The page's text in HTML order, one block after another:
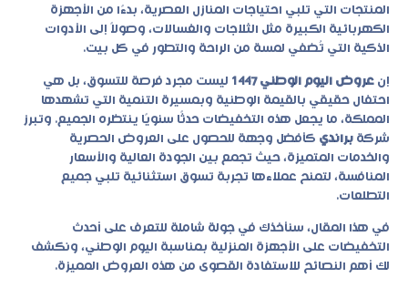
المنتجات التي تلبي احتياجات المنازل العصرية، بدءًا من الأجهزة
الكهربائية الكبيرة مثل الثلاجات والغسالات، وصولاً إلى الأدوات
الذكية التي تُضفي لمسة من الراحة والتطور في كل بيت.
إن عروض اليوم الوطني 1447
ليست مجرد فرصة للتسوق، بل هي
احتفال حقيقي بالقيمة الوطنية وبمسيرة التنمية التي تشهدها
المملكة، ما يجعل هذه التخفيضات حدثًا سنويًا ينتظره الجميع. وتبرز
شركة براندي كأفضل وجهة للحصول على العروض الحصرية
والخدمات المتميزة، حيث تجمع بين الجودة العالية والأسعار
المنافسة، لتمنح عملاءها تجربة تسوق استثنائية تلبي جميع
التطلعات.
في هذا المقال، سنأخذك في جولة شاملة للتعرف على أحدث
التخفيضات على الأجهزة المنزلية بمناسبة اليوم الوطني، ونكشف
لك أهم النصائح للاستفادة القصوى من هذه العروض المميزة.